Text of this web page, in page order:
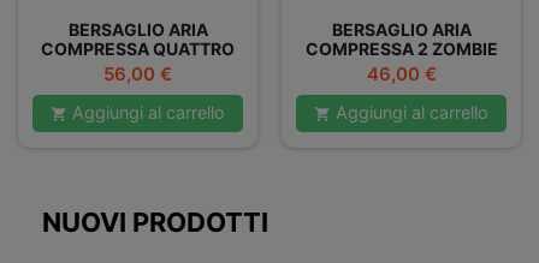
BERSAGLIO ARIA
COMPRESSA QUATTRO
ANATRE
Prezzo
56,00 €
 Aggiungi al carrello
BERSAGLIO ARIA
COMPRESSA 2 ZOMBIE
Prezzo
46,00 €
 Aggiungi al carrello
NUOVI PRODOTTI